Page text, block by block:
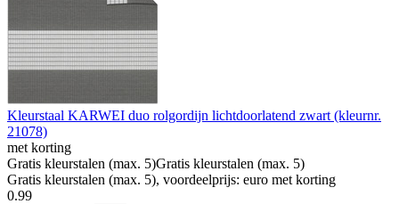
Kleurstaal KARWEI duo rolgordijn lichtdoorlatend zwart (kleurnr.
21078)
met korting
Gratis kleurstalen (max. 5)Gratis kleurstalen (max. 5)
Gratis kleurstalen (max. 5), voordeelprijs: euro met korting
0.99